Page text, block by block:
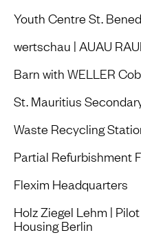
Youth Centre St.
wertschau | AUAU
Barn with WELLER
St. Mauritius
Waste Recycling
Partial Refurbishment
Flexim Headquarters
Holz Ziegel Lehm |
Housing Berlin